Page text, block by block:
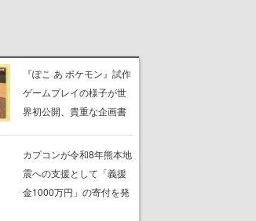
『ぽこ あ ポケモン』試作
ゲームプレイの様子が世
界初公開、貴重な企画書
ームフリーク・大森滋氏
が開発秘話を語る動画が
ゲームフリーク公式
カプコンが令和8年熊本地
震への支援として「義援
金1000万円」の寄付を発